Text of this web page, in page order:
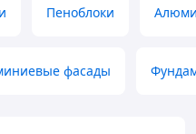
Пеноблоки
фасады